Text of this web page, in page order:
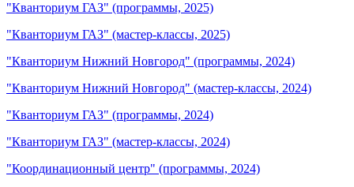
"Кванториум ГАЗ" (программы, 2025)
"Кванториум ГАЗ" (мастер-классы, 2025)
"Кванториум Нижний Новгород" (программы, 2024)
"Кванториум Нижний Новгород" (мастер-классы, 2024)
"Кванториум ГАЗ" (программы, 2024)
"Кванториум ГАЗ" (мастер-классы, 2024)
"Координационный центр" (программы, 2024)